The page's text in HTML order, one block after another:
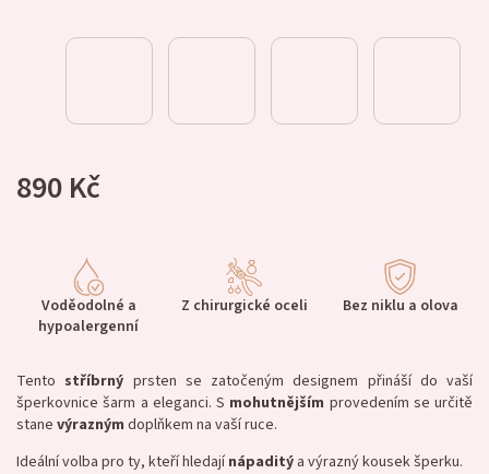
890 Kč
Voděodolné a
hypoalergenní
Z chirurgické oceli Bez niklu a olova
Tento stříbrný prsten se zatočeným designem přináší do vaší
šperkovnice šarm a eleganci. S mohutnějším provedením se určitě
stane výrazným doplňkem na vaší ruce.
Ideální volba pro ty, kteří hledajínápaditý a výrazný kousek šperku.